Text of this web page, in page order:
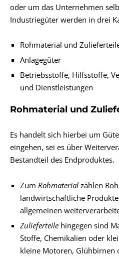
oder um das Unternehmen
Industriegüter werden in drei
Rohmaterial und
Anlagegüter
Betriebsstoffe, Hilfsstoffe,
und Dienstleistungen
Rohmaterial und
Es handelt sich hierbei um
eingehen, sei es über
Bestandteil des Endproduktes.
Zum Rohmaterial zählen
landwirtschaftliche
allgemeinen
Zulieferteile hingegen sind
Stoffe, Chemikalien oder
kleine Motoren, Glühbirnen